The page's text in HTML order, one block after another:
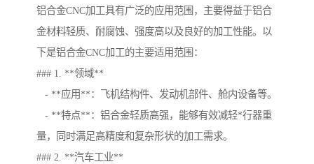
铝合金CNC加工具有广泛的应用范围，主要得益于铝合
金材料轻质、耐腐蚀、强度高以及良好的加工性能。以
下是铝合金CNC加工的主要适用范围：
### 1. **领域**
- **应用**：飞机结构件、发动机部件、舱内设备等。
- **特点**：铝合金轻质高强，能够有效减轻*行器重
量，同时满足高精度和复杂形状的加工需求。
### 2. **汽车工业**